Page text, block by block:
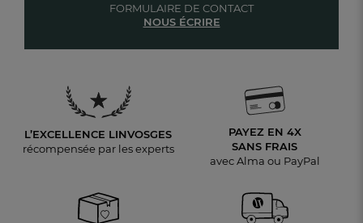
FORMULAIRE DE CONTACT
NOUS ÉCRIRE
L’EXCELLENCE LINVOSGES
récompensée par les experts
PAYEZ EN 4X
SANS FRAIS
avec Alma ou PayPal